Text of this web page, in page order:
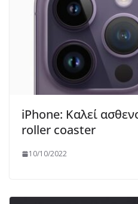
iPhone: Καλεί
roller coaster
10/10/2022